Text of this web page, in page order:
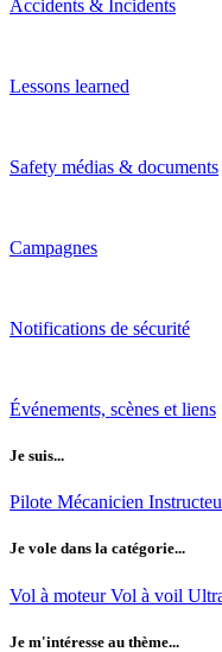
Accidents & Incidents
Lessons learned
Safety médias & documents
Campagnes
Notifications de sécurité
Événements, scènes et liens
Je suis...
Pilote Mécanicien
Je vole dans la catégorie...
Vol à moteurVol à voil
Je m'intéresse au thème...